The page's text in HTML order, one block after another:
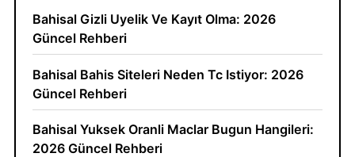
Bahisal Gizli Uyelik Ve Kayıt Olma: 2026
Güncel Rehberi
Bahisal Bahis Siteleri Neden Tc Istiyor: 2026
Güncel Rehberi
Bahisal Yuksek Oranli Maclar Bugun Hangileri:
2026 Güncel Rehberi